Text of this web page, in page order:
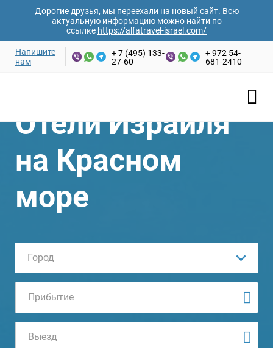
Дорогие друзья, мы переехали на новый сайт. Всю
актуальную информацию можно найти по
ссылке https://alfatravel-israel.com/
Напишите
нам
+ 7 (495) 133-
27-60
+ 972 54-
681-2410
Отели Израиля
на Красном
море
Город